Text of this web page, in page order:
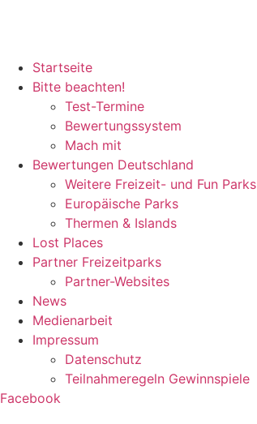
Startseite
Bitte beachten!
Test-Termine
Bewertungssystem
Mach mit
Bewertungen Deutschland
Weitere Freizeit- und Fun Parks
Europäische Parks
Thermen & Islands
Lost Places
Partner Freizeitparks
Partner-Websites
News
Medienarbeit
Impressum
Datenschutz
Teilnahmeregeln Gewinnspiele
Facebook